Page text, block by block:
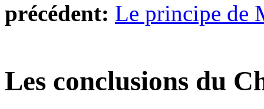
précédent: Le principe de
Les conclusions du